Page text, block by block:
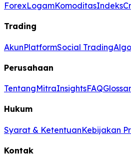
ForexLogamKomoditasIndeks
Trading
AkunPlatformSocial Trading
Perusahaan
TentangMitraInsightsFAQ
Hukum
Syarat & KetentuanKebijakan
Kontak